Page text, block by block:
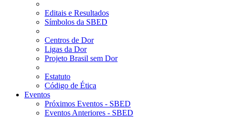
Editais e Resultados
Símbolos da SBED
Centros de Dor
Ligas da Dor
Projeto Brasil sem Dor
Estatuto
Código de Ética
Eventos
Próximos Eventos - SBED
Eventos Anteriores - SBED